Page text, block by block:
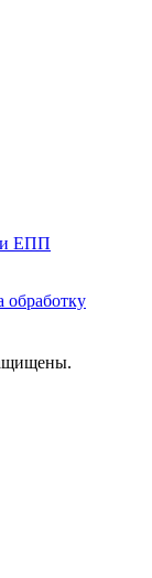
и ЕПП
обработку